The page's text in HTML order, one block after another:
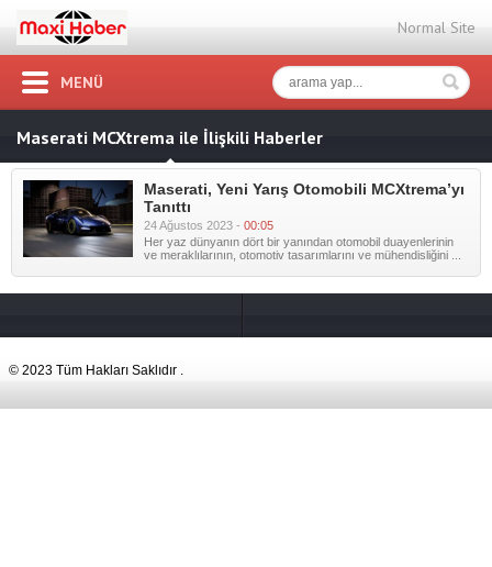
Normal Site
MENÜ
Maserati MCXtrema ile İlişkili Haberler
Maserati, Yeni Yarış Otomobili MCXtrema’yı
Tanıttı
24 Ağustos 2023 - 00:05
Her yaz dünyanın dört bir yanından otomobil duayenlerinin
ve meraklılarının, otomotiv tasarımlarını ve mühendisliğini ...
© 2023 Tüm Hakları Saklıdır .